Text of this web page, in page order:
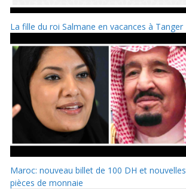
La fille du roi Salmane en vacances à Tanger
Maroc: nouveau billet de 100 DH et nouvelles
pièces de monnaie